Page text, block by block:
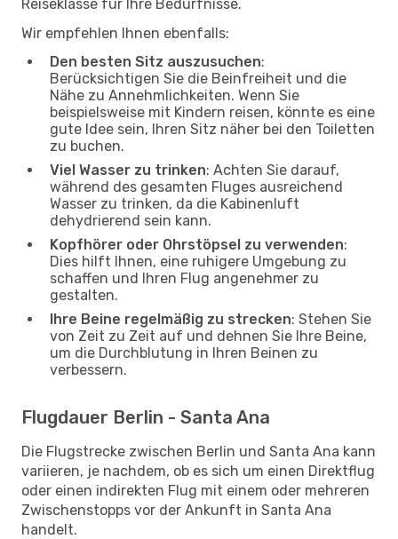
Reiseklasse für Ihre Bedürfnisse.
Wir empfehlen Ihnen ebenfalls:
Den besten Sitz auszusuchen:
Berücksichtigen Sie die Beinfreiheit und die
Nähe zu Annehmlichkeiten. Wenn Sie
beispielsweise mit Kindern reisen, könnte es eine
gute Idee sein, Ihren Sitz näher bei den Toiletten
zu buchen.
Viel Wasser zu trinken: Achten Sie darauf,
während des gesamten Fluges ausreichend
Wasser zu trinken, da die Kabinenluft
dehydrierend sein kann.
Kopfhörer oder Ohrstöpsel zu verwenden:
Dies hilft Ihnen, eine ruhigere Umgebung zu
schaffen und Ihren Flug angenehmer zu
gestalten.
Ihre Beine regelmäßig zu strecken: Stehen Sie
von Zeit zu Zeit auf und dehnen Sie Ihre Beine,
um die Durchblutung in Ihren Beinen zu
verbessern.
Flugdauer Berlin - Santa Ana
Die Flugstrecke zwischen Berlin und Santa Ana kann
variieren, je nachdem, ob es sich um einen Direktflug
oder einen indirekten Flug mit einem oder mehreren
Zwischenstopps vor der Ankunft in Santa Ana
handelt.